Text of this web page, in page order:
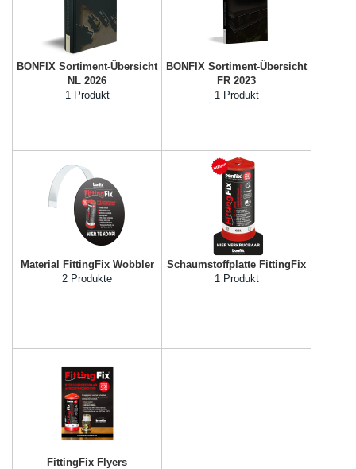
BONFIX Sortiment-Übersicht
NL 2026
1 Produkt
BONFIX Sortiment-Übersicht
FR 2023
1 Produkt
Material FittingFix Wobbler
2 Produkte
Schaumstoffplatte FittingFix
1 Produkt
FittingFix Flyers